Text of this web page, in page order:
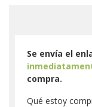
Se envía el
compra.
Qué estoy